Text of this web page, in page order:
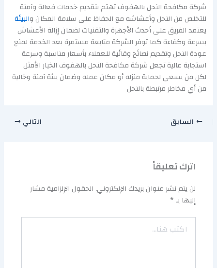
شركة مكافحة النحل بالهفوف تهتم بتقديم خدمات فعالة وآمنة
للتخلص من النحل وأعشاشه مع الحفاظ على سلامة المكان والبيئة
يعتمد الفريق على أحدث الأجهزة والتقنيات لضمان إزالة الأعشاش
بسرعة وكفاءة كما توفر الشركة متابعة مستمرة بعد الخدمة لمنع
عودة النحل وتقديم نصائح وقائية للعملاء بأسعار مناسبة وسرعة
استجابة عالية تجعل شركة مكافحة النحل بالهفوف الخيار الأمثل
لكل من يسعى لحماية منزله أو مكان عمله وضمان بيئة آمنة وخالية
من أي مخاطر مرتبطة بالنحل
السابق التالي
اترك تعليقاً
لن يتم نشر عنوان بريدك الإلكتروني. الحقول الإلزامية مشار
إليها بـ*
اكتب
هنا...